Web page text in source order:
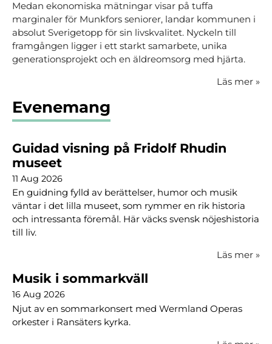
Medan ekonomiska mätningar visar på tuffa
marginaler för Munkfors seniorer, landar kommunen i
absolut Sverigetopp för sin livskvalitet. Nyckeln till
framgången ligger i ett starkt samarbete, unika
generationsprojekt och en äldreomsorg med hjärta.
Läs mer »
Evenemang
Guidad visning på Fridolf Rhudin
museet
11 Aug 2026
En guidning fylld av berättelser, humor och musik
väntar i det lilla museet, som rymmer en rik historia
och intressanta föremål. Här väcks svensk nöjeshistoria
till liv.
Läs mer »
Musik i sommarkväll
16 Aug 2026
Njut av en sommarkonsert med Wermland Operas
orkester i Ransäters kyrka.